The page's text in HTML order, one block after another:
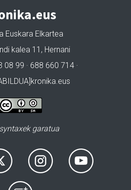
Euskara Elkartea
kalea 11, Hernani
08 99 · 688 660 714 ·
garatua